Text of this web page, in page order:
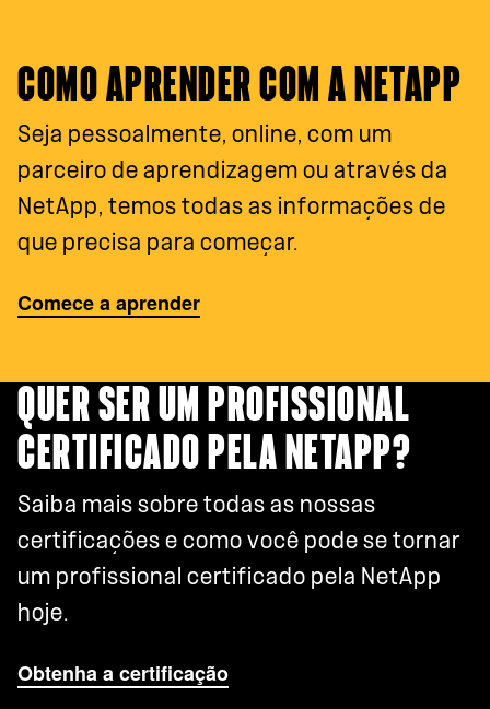
COMO APRENDER COM A NETAPP
Seja pessoalmente, online, com um
parceiro de aprendizagem ou através da
NetApp, temos todas as informações de
que precisa para começar.
Comece a aprender
QUER SER UM PROFISSIONAL
CERTIFICADO PELA NETAPP?
Saiba mais sobre todas as nossas
certificações e como você pode se tornar
um profissional certificado pela NetApp
hoje.
Obtenha a certificação